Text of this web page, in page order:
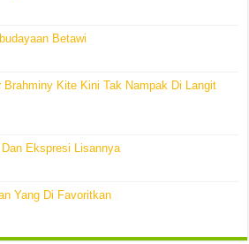
Betawi
Brahminy Kite Kini Tak Nampak Di Langit
Ekspresi Lisannya
Yang Di Favoritkan